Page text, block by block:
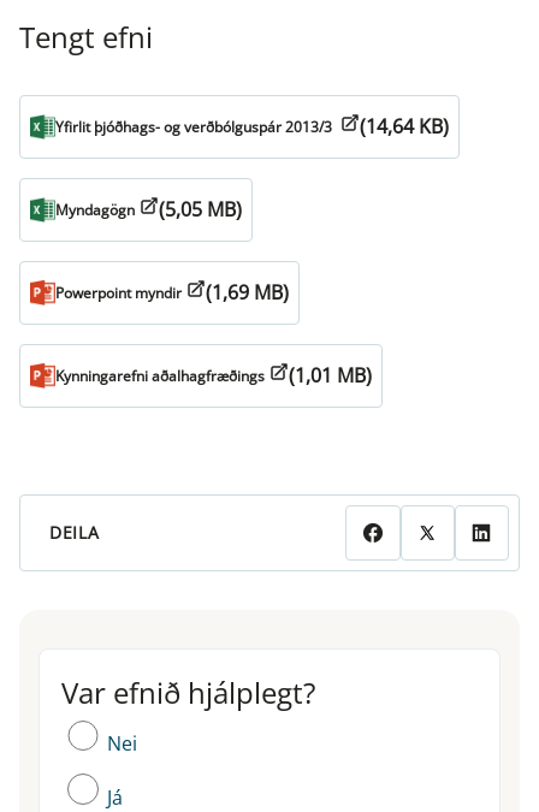
Tengt efni
Yfirlit þjóðhags- og verðbólguspár 2013/3 (14,64 KB)
Myndagögn (5,05 MB)
Powerpoint myndir (1,69 MB)
Kynningarefni aðalhagfræðings (1,01 MB)
DEILA
Var efnið hjálplegt?
Var efnið hjálplegt?
Nei
Já